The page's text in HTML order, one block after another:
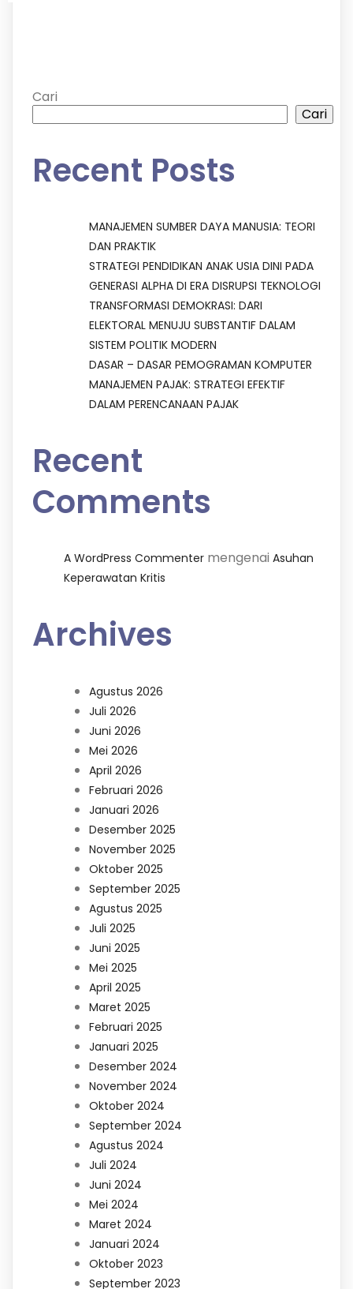
Cari
Cari
Recent Posts
MANAJEMEN SUMBER DAYA MANUSIA: TEORI
DAN PRAKTIK
STRATEGI PENDIDIKAN ANAK USIA DINI PADA
GENERASI ALPHA DI ERA DISRUPSI TEKNOLOGI
TRANSFORMASI DEMOKRASI: DARI
ELEKTORAL MENUJU SUBSTANTIF DALAM
SISTEM POLITIK MODERN
DASAR – DASAR PEMOGRAMAN KOMPUTER
MANAJEMEN PAJAK: STRATEGI EFEKTIF
DALAM PERENCANAAN PAJAK
Recent
Comments
A WordPress Commenter mengenai Asuhan
Keperawatan Kritis
Archives
Agustus 2026
Juli 2026
Juni 2026
Mei 2026
April 2026
Februari 2026
Januari 2026
Desember 2025
November 2025
Oktober 2025
September 2025
Agustus 2025
Juli 2025
Juni 2025
Mei 2025
April 2025
Maret 2025
Februari 2025
Januari 2025
Desember 2024
November 2024
Oktober 2024
September 2024
Agustus 2024
Juli 2024
Juni 2024
Mei 2024
Maret 2024
Januari 2024
Oktober 2023
September 2023